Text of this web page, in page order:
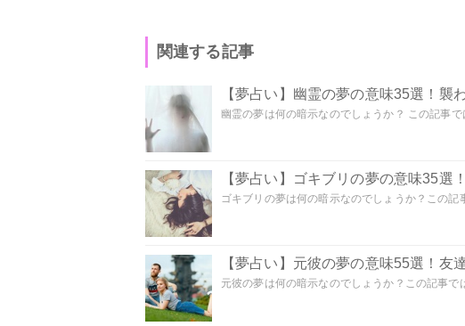
関連する記事
【夢占い】幽霊の夢の意味35選！襲
幽霊の夢は何の暗示なのでしょうか？ この記事
【夢占い】ゴキブリの夢の意味35選
ゴキブリの夢は何の暗示なのでしょうか？この記
【夢占い】元彼の夢の意味55選！友
元彼の夢は何の暗示なのでしょうか？この記事で